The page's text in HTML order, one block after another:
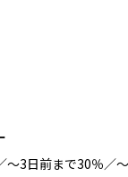
～3日前まで30％／